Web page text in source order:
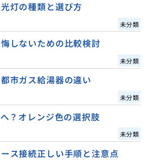
灯の種類と選び方
未分類
しないための比較検討
未分類
市ガス給湯器の違い
未分類
？オレンジ色の選択肢
未分類
ス接続正しい手順と注意点